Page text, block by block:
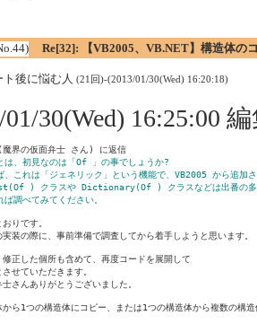
Re[32]: 【VB2005、VB.NET】構造体の
後に悩む人 (21回)-(2013/01/30(Wed) 16:20:18)
01/30(Wed) 16:25:00
(魔界の仮面弁士 さん) に返信
は、初見なのは「Of 」の事でしょうか?
これは「ジェネリック」という機能で、VB2005 から追加
) クラスや Dictionary(Of ) クラスなどは出番の多
調べてみてください。
りです。
実装の際に、事前準備で調査してから着手しようと思います。
正した個所も含めて、再度コードを展開して
せていただきます。
さんありがとうございました。
から1つの構造体にコピー、または1つの構造体から複数の構